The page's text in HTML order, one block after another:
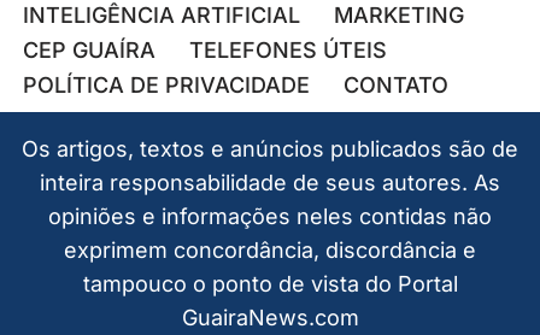
INTELIGÊNCIA ARTIFICIAL
MARKETING
CEP GUAÍRA
TELEFONES ÚTEIS
POLÍTICA DE PRIVACIDADE
CONTATO
Os artigos, textos e anúncios publicados são de
inteira responsabilidade de seus autores. As
opiniões e informações neles contidas não
exprimem concordância, discordância e
tampouco o ponto de vista do Portal
GuairaNews.com